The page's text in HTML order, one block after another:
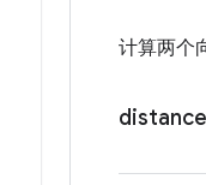
计算两个
distance